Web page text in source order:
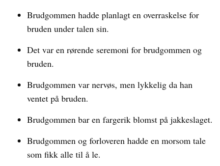
Brudgommen hadde planlagt en overraskelse for
bruden under talen sin.
Det var en rørende seremoni for brudgommen og
bruden.
Brudgommen var nervøs, men lykkelig da han
ventet på bruden.
Brudgommen bar en fargerik blomst på jakkeslaget.
Brudgommen og forloveren hadde en morsom tale
som fikk alle til å le.